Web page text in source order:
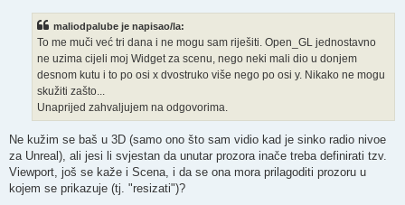
maliodpalube je napisao/la:
To me muči već tri dana i ne mogu sam riješiti. Open_GL jednostavno
ne uzima cijeli moj Widget za scenu, nego neki mali dio u donjem
desnom kutu i to po osi x dvostruko više nego po osi y. Nikako ne mogu
skužiti zašto...
Unaprijed zahvaljujem na odgovorima.
Ne kužim se baš u 3D (samo ono što sam vidio kad je sinko radio nivoe
za Unreal), ali jesi li svjestan da unutar prozora inače treba definirati tzv.
Viewport, još se kaže i Scena, i da se ona mora prilagoditi prozoru u
kojem se prikazuje (tj. "resizati")?